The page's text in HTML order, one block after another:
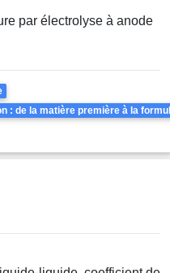
par électrolyse à anode
: de la matière première à la